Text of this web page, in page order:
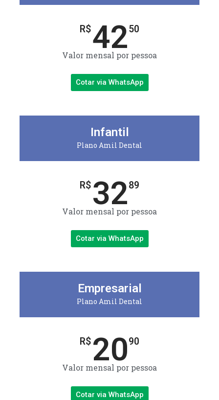
R$4250
Valor mensal por pessoa
Cotar via WhatsApp
Infantil
Plano Amil Dental
R$ 3289
Valor mensal por pessoa
Cotar via WhatsApp
Empresarial
Plano Amil Dental
R$ 2090
Valor mensal por pessoa
Cotar via WhatsApp